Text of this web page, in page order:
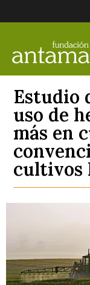
Estudio
uso de
más en
cultivos